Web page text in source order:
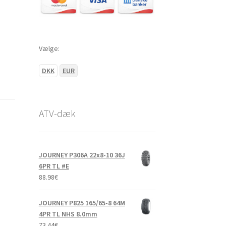
Vælge:
DKK EUR
ATV-dæk
JOURNEY P306A 22x8-10 36J
6PR TL #E
88.98€
JOURNEY P825 165/65-8 64M
4PR TL NHS 8.0mm